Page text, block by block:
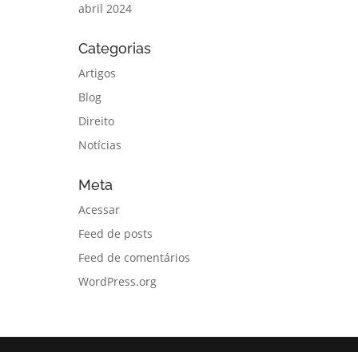
abril 2024
Categorias
Artigos
Blog
Direito
Notícias
Meta
Acessar
Feed de posts
Feed de comentários
WordPress.org